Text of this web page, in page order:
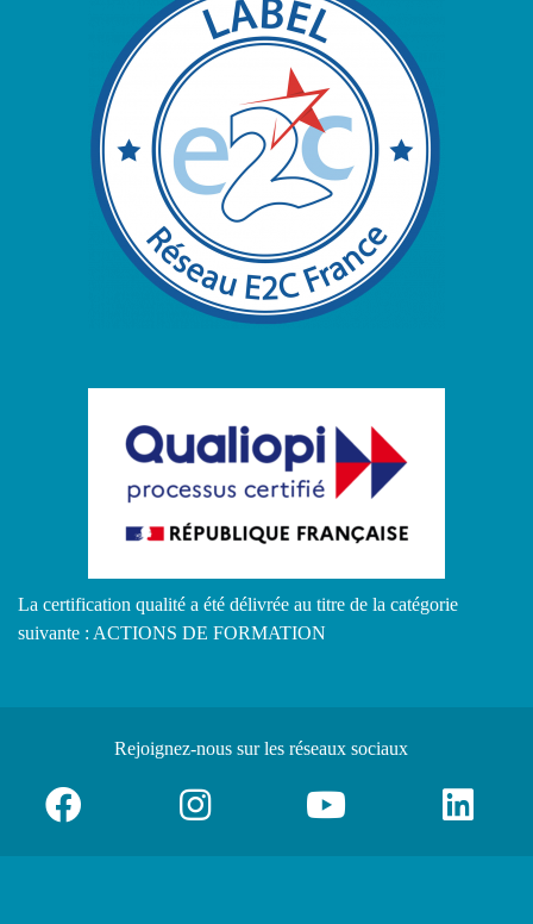
La certification qualité a été délivrée au titre de la catégorie
suivante : ACTIONS DE FORMATION
Rejoignez-nous sur les réseaux sociaux